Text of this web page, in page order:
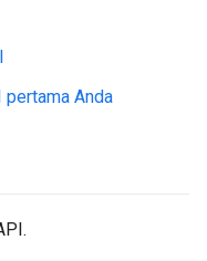
Anda